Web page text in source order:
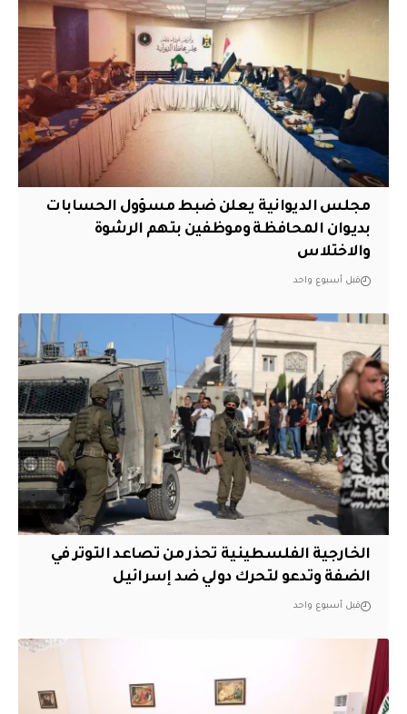
مجلس الديوانية يعلن ضبط مسؤول الحسابات
بديوان المحافظة وموظفين بتهم الرشوة
والاختلاس
قبل أسبوع واحد
الخارجية الفلسطينية تحذر من تصاعد التوتر في
الضفة وتدعو لتحرك دولي ضد إسرائيل
قبل أسبوع واحد